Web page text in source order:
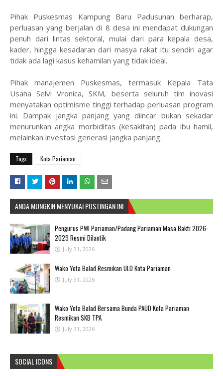
Pihak Puskesmas Kampung Baru Padusunan berharap,
perluasan yang berjalan di 8 desa ini mendapat dukungan
penuh dari lintas sektoral, mulai dari para kepala desa,
kader, hingga kesadaran dari masya rakat itu sendiri agar
tidak ada lagi kasus kehamilan yang tidak ideal.
Pihak manajemen Puskesmas, termasuk Kepala Tata
Usaha Selvi Vronica, SKM, beserta seluruh tim inovasi
menyatakan optimisme tinggi terhadap perluasan program
ini. Dampak jangka panjang yang diincar bukan sekadar
menurunkan angka morbiditas (kesakitan) pada ibu hamil,
melainkan investasi generasi jangka panjang.
Tags Kota Pariaman
ANDA MUNGKIN MENYUKAI POSTINGAN INI
Pengurus PWI Pariaman/Padang Pariaman Masa Bakti 2026-
2029 Resmi Dilantik
July 31, 2026
Wako Yota Balad Resmikan ULD Kota Pariaman
July 31, 2026
Wako Yota Balad Bersama Bunda PAUD Kota Pariaman
Resmikan SKB TPA
July 31, 2026
SOCIAL ICONS